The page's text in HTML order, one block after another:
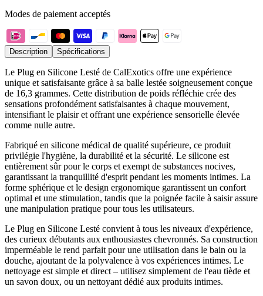
Modes de paiement acceptés
Description Spécifications
Le Plug en Silicone Lesté de CalExotics offre une expérience
unique et satisfaisante grâce à sa balle lestée soigneusement conçue
de 16,3 grammes. Cette distribution de poids réfléchie crée des
sensations profondément satisfaisantes à chaque mouvement,
intensifiant le plaisir et offrant une expérience sensorielle élevée
comme nulle autre.
Fabriqué en silicone médical de qualité supérieure, ce produit
privilégie l'hygiène, la durabilité et la sécurité. Le silicone est
entièrement sûr pour le corps et exempt de substances nocives,
garantissant la tranquillité d'esprit pendant les moments intimes. La
forme sphérique et le design ergonomique garantissent un confort
optimal et une stimulation, tandis que la poignée facile à saisir assure
une manipulation pratique pour tous les utilisateurs.
Le Plug en Silicone Lesté convient à tous les niveaux d'expérience,
des curieux débutants aux enthousiastes chevronnés. Sa construction
imperméable le rend parfait pour une utilisation dans le bain ou la
douche, ajoutant de la polyvalence à vos expériences intimes. Le
nettoyage est simple et direct – utilisez simplement de l'eau tiède et
un savon doux, ou un nettoyant dédié aux produits intimes.